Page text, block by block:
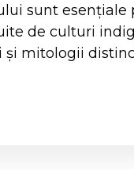
sunt esențiale
de culturi
și mitologii